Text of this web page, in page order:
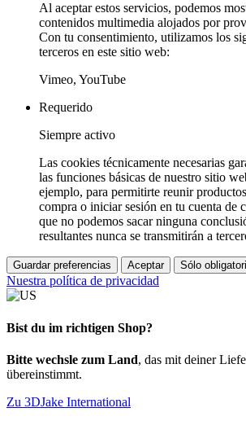
Al aceptar estos servicios, podemos
contenidos multimedia alojados por
Con tu consentimiento, utilizamos los
terceros en este sitio web:
Vimeo, YouTube
Requerido
Siempre activo
Las cookies técnicamente necesarias
las funciones básicas de nuestro sitio
ejemplo, para permitirte reunir
compra o iniciar sesión en tu cuenta de
que no podemos sacar ninguna
resultantes nunca se transmitirán a
Guardar preferencias Aceptar Sólo
Nuestra política de privacidad
Bist du im richtigen Shop?
Bitte wechsle zum Land, das mit deiner
übereinstimmt.
Zu 3DJake International